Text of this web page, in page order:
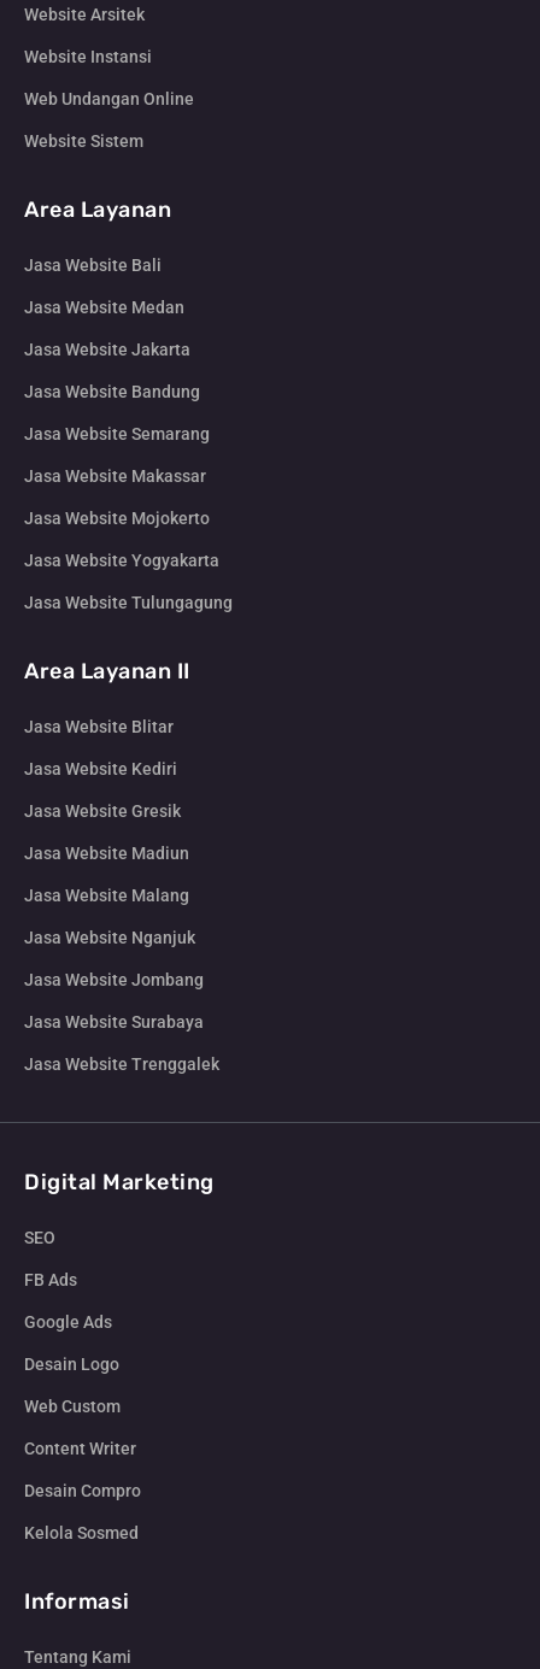
Website Arsitek
Website Instansi
Web Undangan Online
Website Sistem
Area Layanan
Jasa Website Bali
Jasa Website Medan
Jasa Website Jakarta
Jasa Website Bandung
Jasa Website Semarang
Jasa Website Makassar
Jasa Website Mojokerto
Jasa Website Yogyakarta
Jasa Website Tulungagung
Area Layanan II
Jasa Website Blitar
Jasa Website Kediri
Jasa Website Gresik
Jasa Website Madiun
Jasa Website Malang
Jasa Website Nganjuk
Jasa Website Jombang
Jasa Website Surabaya
Jasa Website Trenggalek
Digital Marketing
SEO
FB Ads
Google Ads
Desain Logo
Web Custom
Content Writer
Desain Compro
Kelola Sosmed
Informasi
Tentang Kami